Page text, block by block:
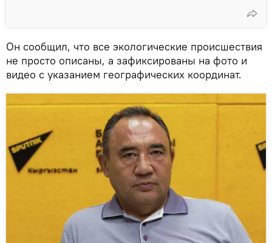
Он сообщил, что все экологические происшествия
не просто описаны, а зафиксированы на фото и
видео с указанием географических координат.